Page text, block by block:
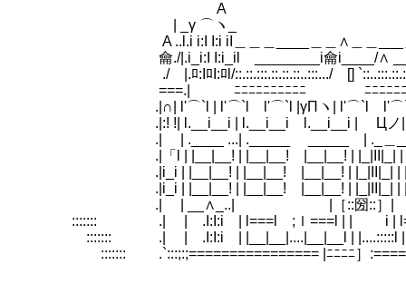
A
| _γ ⌒ヽ_ γ
A ..l.i i:I I:i iI＿＿＿____＿＿∧＿＿___＿＿＿
龠./|.i_i:I I:i_il ________i龠i____/∧ ______i龠
./ |.ﾛ:IﾛI:ﾛl/::.::.:::.::.::.::..:::.../ []
===.| ﾆﾆﾆﾆﾆﾆﾆﾆﾆﾆ ﾆﾆﾆﾆﾆﾆﾆﾆﾆ |
.|∩| l'⌒`l | l'⌒`l l'⌒`l |γΠヽ| l'⌒`l l'⌒`l ||
.|:! !| l.__i__i | l.__i__i l.__i__i | ゝЦノ| l.__i__i
.| | .____ ...| ._____ _____ | ._＿__ |
.|「l | |__|__! | |__|__! |__|__! | |_|II|_| | |__|__!
.|i_i | |__|__! | |__|__! |__|__! | |_|II|_| | |__|__!
.|i_i | |__|__! | |__|__! |__|__! | |_|II|_| | |__|__!
.| | __∧_..| |［::圀::
::::::: .| | .I:I:i | l===l ;ｌ===l | | i | l===l ;
::::::: .| | .I:I:i | |__|__|....|__|__l | |....:::::l |
::::::: .`:::;:;================ |ﾆﾆﾆﾆ］